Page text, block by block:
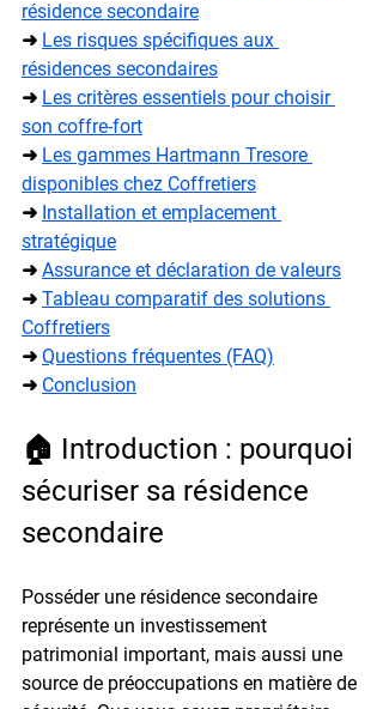
résidence secondaire
➜ Les risques spécifiques aux
résidences secondaires
➜ Les critères essentiels pour choisir
son coffre-fort
➜ Les gammes Hartmann Tresore
disponibles chez Coffretiers
➜ Installation et emplacement
stratégique
➜ Assurance et déclaration de valeurs
➜ Tableau comparatif des solutions
Coffretiers
➜ Questions fréquentes (FAQ)
➜ Conclusion
🏠 Introduction : pourquoi
sécuriser sa résidence
secondaire
Posséder une résidence secondaire
représente un investissement
patrimonial important, mais aussi une
source de préoccupations en matière de